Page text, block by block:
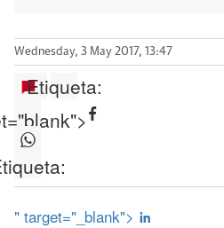
Wednesday, 3 May 2017, 13:47
Etiqueta:
" target="_blank">